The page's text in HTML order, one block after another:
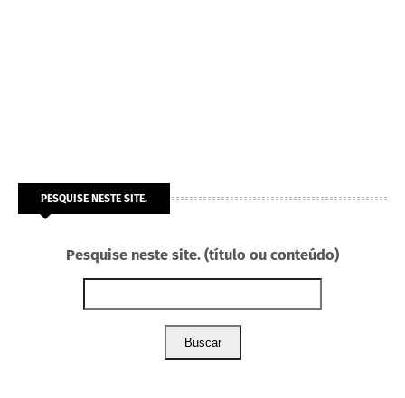
PESQUISE NESTE SITE.
Pesquise neste site. (título ou conteúdo)
Buscar